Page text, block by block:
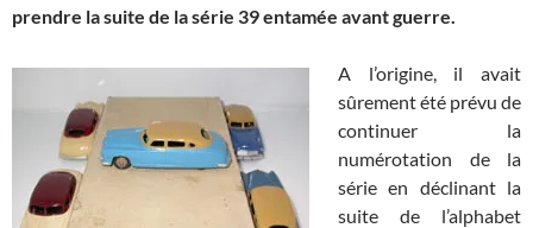
prendre la suite de la série 39 entamée avant guerre.
A l’origine, il avait
sûrement été prévu de
continuer la
numérotation de la
série en déclinant la
suite de l’alphabet